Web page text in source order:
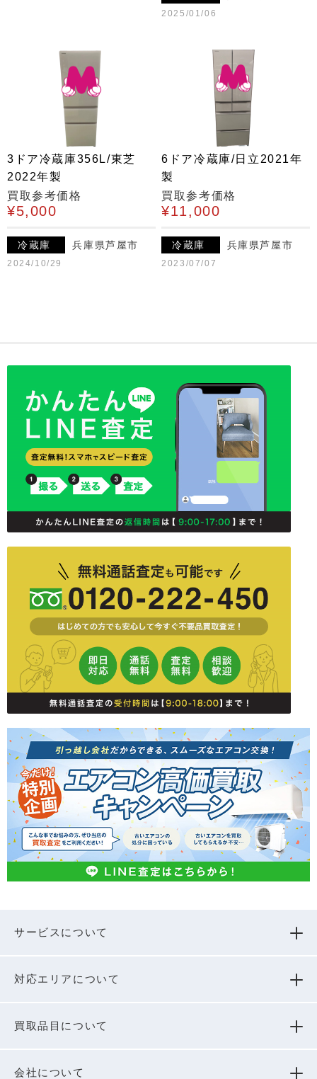
2025/01/06
3ドア冷蔵庫356L/東芝
2022年製
買取参考価格
¥5,000
冷蔵庫 兵庫県芦屋市
2024/10/29
6ドア冷蔵庫/日立2021年
製
買取参考価格
¥11,000
冷蔵庫 兵庫県芦屋市
2023/07/07
サービスについて
対応エリアについて
買取品⽬について
会社について